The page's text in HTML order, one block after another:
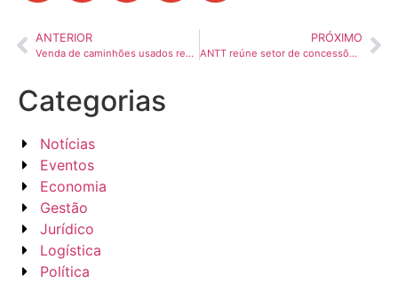
ANTERIOR
Venda de caminhões usados recua em janeiro após ano aquecido
PRÓXIMO
ANTT reúne setor de concessões para alinhar estratégias e priorizar experiência do usuário nas rodovias
Categorias
Notícias
Eventos
Economia
Gestão
Jurídico
Logística
Política